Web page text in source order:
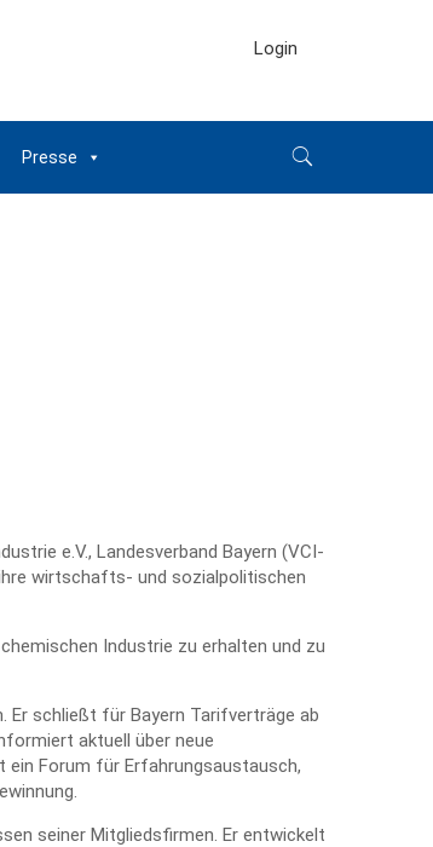
Login
Presse
e.V., Landesverband Bayern (VCI-
ihre wirtschafts- und sozialpolitischen
Industrie zu erhalten und zu
schließt für Bayern Tarifverträge ab
aktuell über neue
ein Forum für Erfahrungsaustausch,
seiner Mitgliedsfirmen. Er entwickelt